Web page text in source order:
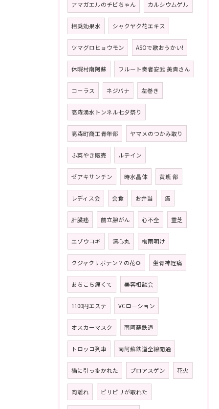
アマガエルのチビちゃん カルシウムゲル
相乗効果水 シャクヤク花エキス
ツマグロヒョウモン ASOで歌おうかい!
休暇村南阿蘇 フルート奏者安武 美貴さん
コーラス ネジバナ 左巻き
高森湧水トンネル七夕祭り
高森町商工青年部 ヤマメのつかみ取り
ふ菜やき販売 ルテイン
ゼアキサンチン 時水晶体 黄班 部
レディス会 会食 お弁当 癌
肝臓癌 前立腺がん 心不全 霊芝
エゾウコギ 清心丸 梅雨明け
クジャクサボテン？の花🌻 坐骨神経痛
あちこち痛くて 美容相談会
1100円エステ VCローション
オスカーマスク 南阿蘇鉄道
トロッコ列車 南阿蘇鉄道全線開通
猫に引っ掛かれた プロアスゲン 花火
肉離れ ピリピリが取れた